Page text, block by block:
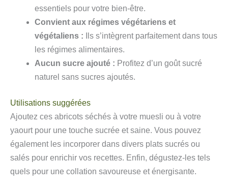
essentiels pour votre bien-être.
Convient aux régimes végétariens et
végétaliens : Ils s’intègrent parfaitement dans tous
les régimes alimentaires.
Aucun sucre ajouté : Profitez d’un goût sucré
naturel sans sucres ajoutés.
Utilisations suggérées
Ajoutez ces abricots séchés à votre muesli ou à votre
yaourt pour une touche sucrée et saine. Vous pouvez
également les incorporer dans divers plats sucrés ou
salés pour enrichir vos recettes. Enfin, dégustez-les tels
quels pour une collation savoureuse et énergisante.